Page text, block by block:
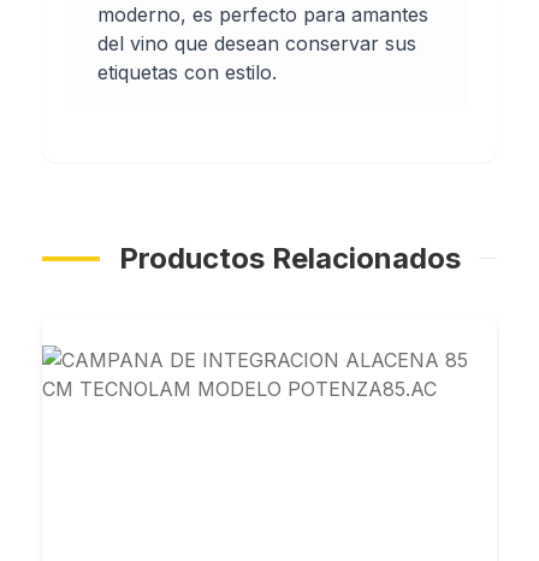
moderno, es perfecto para amantes
del vino que desean conservar sus
etiquetas con estilo.
Productos Relacionados